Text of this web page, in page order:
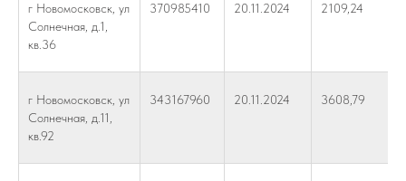
г Новомосковск, ул
Солнечная, д.1,
кв.36
370985410 20.11.2024 2109,24
г Новомосковск, ул
Солнечная, д.11,
кв.92
343167960 20.11.2024 3608,79